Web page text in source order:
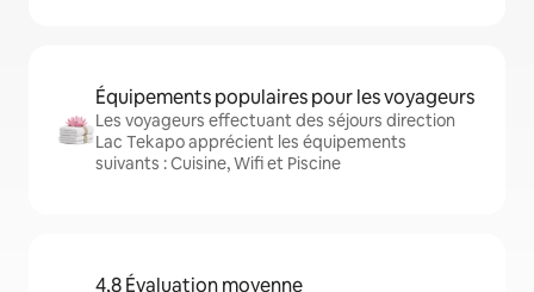
Équipements populaires pour les voyageurs
Les voyageurs effectuant des séjours direction
Lac Tekapo apprécient les équipements
suivants : Cuisine, Wifi et Piscine
4,8 Évaluation moyenne